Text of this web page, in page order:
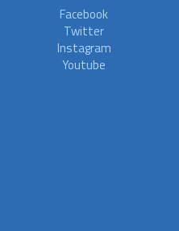
Facebook
Twitter
Instagram
Youtube